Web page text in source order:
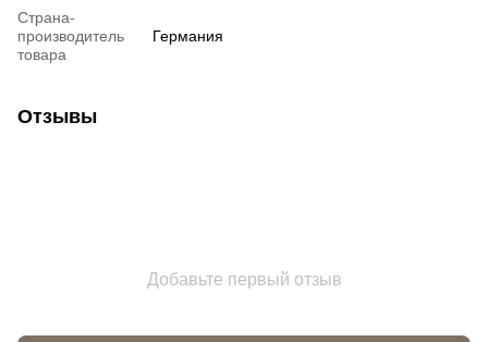
Страна-
производитель
товара
Германия
Отзывы
Добавьте первый отзыв